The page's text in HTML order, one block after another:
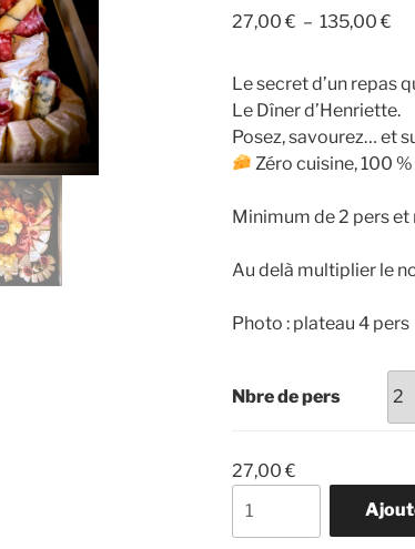
basé sur
27,00€ – 135,00€
à
Le secret d’un repas
Le Dîner d’Henriette.
Posez, savourez… et
Zéro cuisine, 100
Minimum de 2 pers
Au delà multiplier le
Photo : plateau 4 pers
Nbre de pers
27,00€
de